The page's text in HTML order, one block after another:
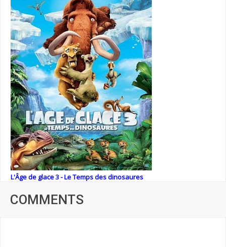
L'Âge de glace 3 - Le Temps des dinosaures
COMMENTS